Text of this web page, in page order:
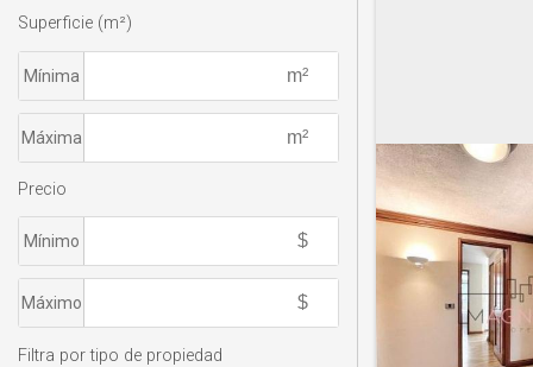
Superficie (m²)
Mínima
Máxima
Precio
Mínimo
Máximo
Filtra por tipo de propiedad